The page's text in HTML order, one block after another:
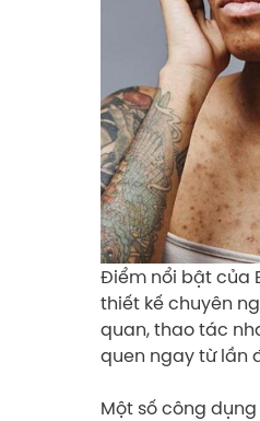
Điểm nổi bật của
thiết kế chuyên
quan, thao tác
quen ngay từ lần
Một số công